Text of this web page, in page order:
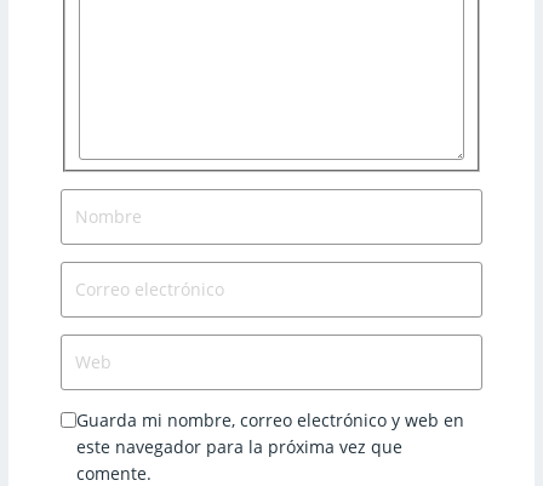
u
í
…
e
o
e
Guarda mi nombre, correo electrónico y web en
este navegador para la próxima vez que
comente.